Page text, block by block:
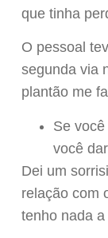
que tinha
O pessoal
segunda via
plantão me
Se
você
Dei um
relação com
tenho nada